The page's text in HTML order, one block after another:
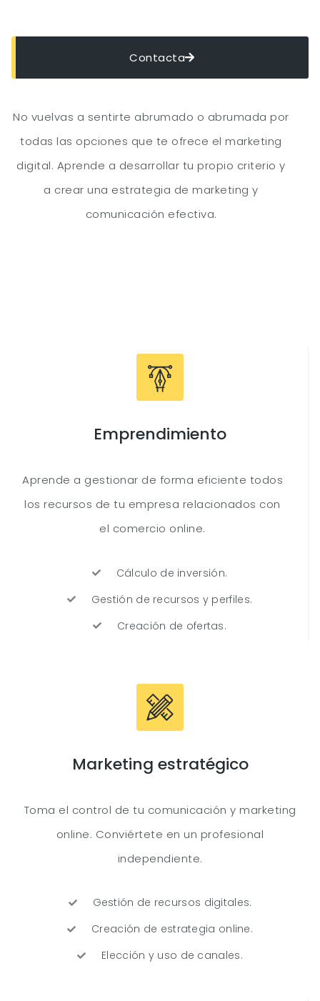
Contacta
No vuelvas a sentirte abrumado o abrumada por
todas las opciones que te ofrece el marketing
digital. Aprende a desarrollar tu propio criterio y
a crear una estrategia de marketing y
comunicación efectiva.
Emprendimiento
Aprende a gestionar de forma eficiente todos
los recursos de tu empresa relacionados con
el comercio online.
Cálculo de inversión.
Gestión de recursos y perfiles.
Creación de ofertas.
Marketing estratégico
Toma el control de tu comunicación y marketing
online. Conviértete en un profesional
independiente.
Gestión de recursos digitales.
Creación de estrategia online.
Elección y uso de canales.